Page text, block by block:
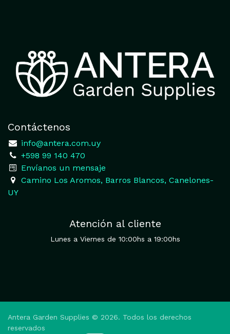
Contáctenos
info@antera.com.uy
+598 99 140 470
​Envíanos un mensaje
​Camino Los Aromos, Barros Blancos, Canelones-
UY
Atención al cliente
Lunes a Viernes de 10:00hs a 19:00hs
Antera Garden Supplies © 2026. Todos los derechos
reservados